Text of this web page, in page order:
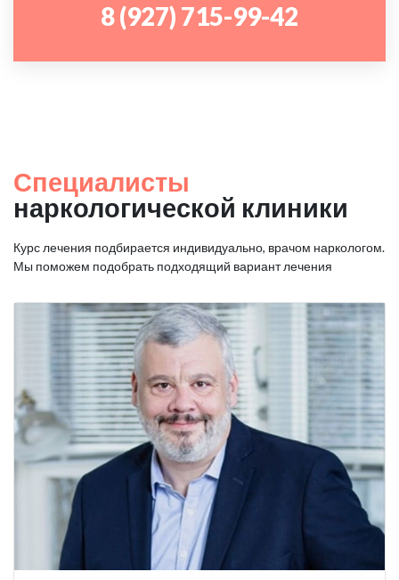
8 (927) 715-99-42
Специалисты
наркологической клиники
Курс лечения подбирается индивидуально, врачом наркологом.
Мы поможем подобрать подходящий вариант лечения